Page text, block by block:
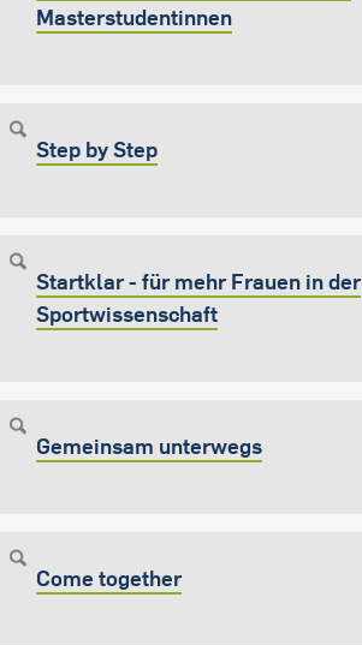
Masterstudentinnen
Step by Step
Startklar - für mehr Frauen in der
Sportwissenschaft
Gemeinsam unterwegs
Come together